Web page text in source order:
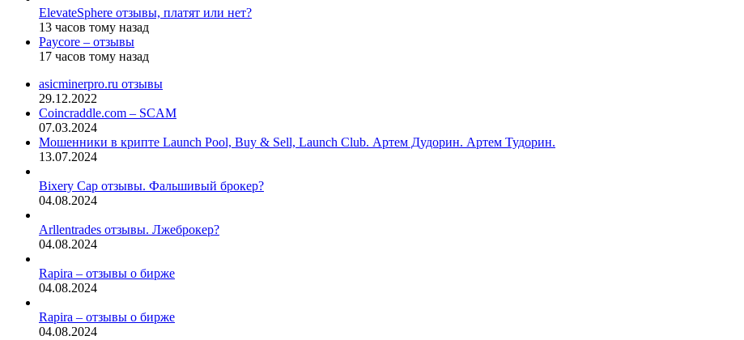
ElevateSphere отзывы, платят или нет?
13 часов тому назад
Paycore – отзывы
17 часов тому назад
asicminerpro.ru отзывы
29.12.2022
Coincraddle.com – SCAM
07.03.2024
Мошенники в крипте Launch Pool, Buy & Sell, Launch Club. Артем Дудорин. Артем Тудорин.
13.07.2024
Bixery Cap отзывы. Фальшивый брокер?
04.08.2024
Arllentrades отзывы. Лжеброкер?
04.08.2024
Rapira – отзывы о бирже
04.08.2024
Rapira – отзывы о бирже
04.08.2024